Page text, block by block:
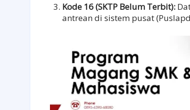
Kode 16 (SKTP Belum Terbit):
antrean di sistem pusat